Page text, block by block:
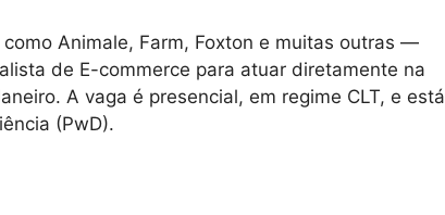
Animale, Farm, Foxton e muitas outras —
de E-commerce para atuar diretamente na
A vaga é presencial, em regime CLT, e está
(PwD).